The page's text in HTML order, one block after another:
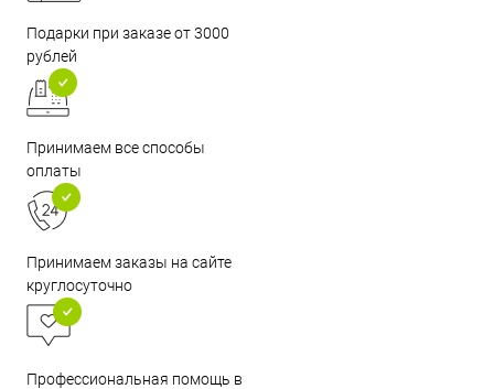
Подарки при заказе от 3000
рублей
Принимаем все способы
оплаты
Принимаем заказы на сайте
круглосуточно
Профессиональная помощь в